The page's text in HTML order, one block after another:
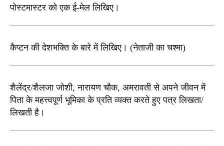
पोस्टमास्टर को एक ई-मेल लिखिए।
कैप्टन की देशभक्ति के बारे में लिखिए।​ (नेताजी का चश्मा)
शैलेंद्र/शैलजा जोशी, नारायण चौक, अमरावती से अपने जीवन में
पिता के महत्त्वपूर्ण भूमिका के प्रति व्यक्त करते हुए पत्र लिखता/
लिखती है।​